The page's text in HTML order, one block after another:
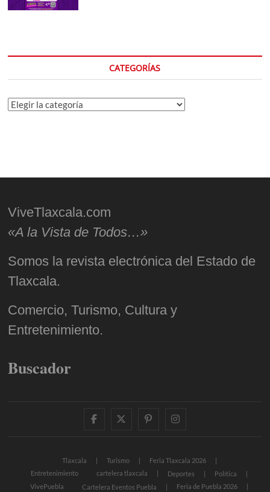
CATEGORÍAS
Categorías
ViveTlaxcala.com
«A la Vista de Todos…»
Somos la revista electrónica del Estado de
Tlaxcala.
Comercio, Turismo, Cultura y
Entretenimiento.
Buscador
facebooktwitter
pinterestinstagram
Tlaxcala Turismo
Feria Tlaxcala 2026
Entretenimiento
cartelera tlaxcala Deportes
Política
VivePuebla
Cartelera Eventos Puebla Feria de Puebla 2026